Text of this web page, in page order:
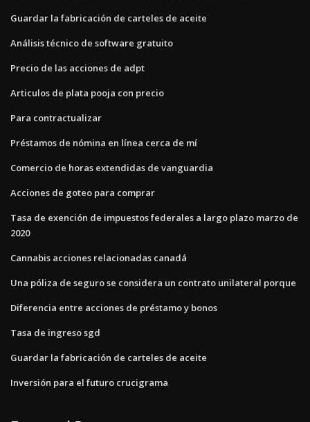
Guardar la fabricación de carteles de aceite
Análisis técnico de software gratuito
Precio de las acciones de adpt
Articulos de plata pooja con precio
Para contractualizar
Préstamos de nómina en línea cerca de mí
Comercio de horas extendidas de vanguardia
Acciones de goteo para comprar
Tasa de exención de impuestos federales a largo plazo marzo de
2020
Cannabis acciones relacionadas canadá
Una póliza de seguro se considera un contrato unilateral porque
Diferencia entre acciones de préstamo y bonos
Tasa de ingreso sgd
Guardar la fabricación de carteles de aceite
Inversión para el futuro crucigrama